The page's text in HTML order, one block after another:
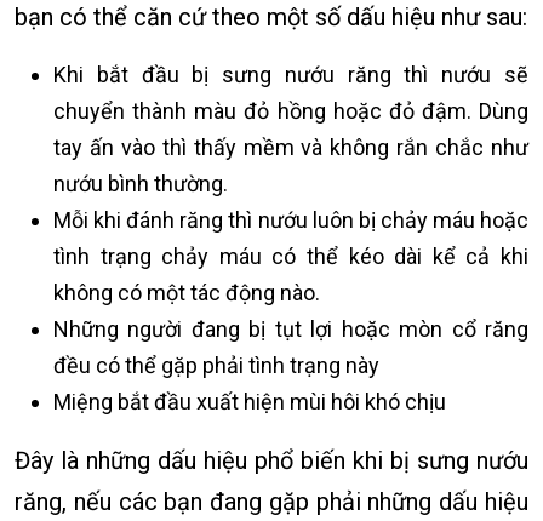
bạn có thể căn cứ theo một số dấu hiệu như sau:
Khi bắt đầu bị sưng nướu răng thì nướu sẽ
chuyển thành màu đỏ hồng hoặc đỏ đậm. Dùng
tay ấn vào thì thấy mềm và không rắn chắc như
nướu bình thường.
Mỗi khi đánh răng thì nướu luôn bị chảy máu hoặc
tình trạng chảy máu có thể kéo dài kể cả khi
không có một tác động nào.
Những người đang bị tụt lợi hoặc mòn cổ răng
đều có thể gặp phải tình trạng này
Miệng bắt đầu xuất hiện mùi hôi khó chịu
Đây là những dấu hiệu phổ biến khi bị sưng nướu
răng, nếu các bạn đang gặp phải những dấu hiệu